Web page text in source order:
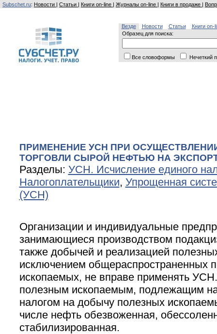
Subschet.ru: Новости | Статьи | Книги on-line | Журналы on-line | Книги в продаже |
Везде Новости Статьи
Книги on-
Образец для поиска:
Все словоформы Нечеткий
ПРИМЕНЕНИЕ УСН ПРИ
ТОРГОВЛИ СЫРОЙ НЕФТЬЮ НА
Разделы: УСН. Исчисление единого
Налогоплательщики, Упрощенная
(УСН)
Организации и индивидуальные
занимающиеся производством
также добычей и реализацией
исключением общераспространенных
ископаемых, не вправе применять
полезным ископаемым, подлежащим
налогом на добычу полезных
числе нефть обезвоженная,
стабилизированная.